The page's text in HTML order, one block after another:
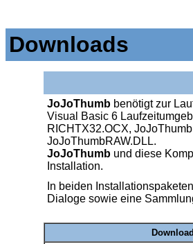
Downloads
JoJoThumb benötigt zur
Visual Basic 6
RICHTX32.OCX,
JoJoThumbRAW.DLL.
JoJoThumb und diese
Installation.
In beiden
Dialoge sowie eine